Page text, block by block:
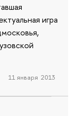
игра
11 января 2013